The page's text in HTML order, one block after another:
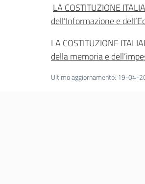
LA COSTITUZIONE
dell’Informazione e
LA COSTITUZIONE
della memoria e
Ultimo aggiornamento: 19-04-